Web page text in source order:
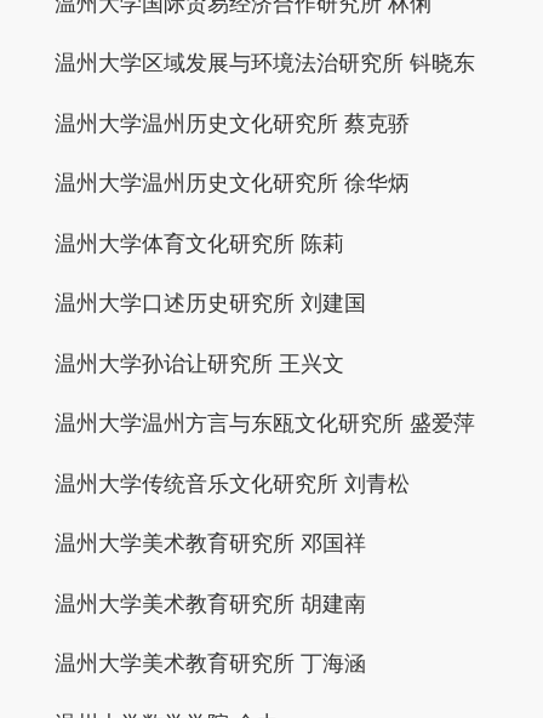
温州大学区域发展与环境法治研究所 钭晓东
温州大学温州历史文化研究所 蔡克骄
温州大学温州历史文化研究所 徐华炳
温州大学体育文化研究所 陈莉
温州大学口述历史研究所 刘建国
温州大学孙诒让研究所 王兴文
温州大学温州方言与东瓯文化研究所 盛爱萍
温州大学传统音乐文化研究所 刘青松
温州大学美术教育研究所 邓国祥
温州大学美术教育研究所 胡建南
温州大学美术教育研究所 丁海涵